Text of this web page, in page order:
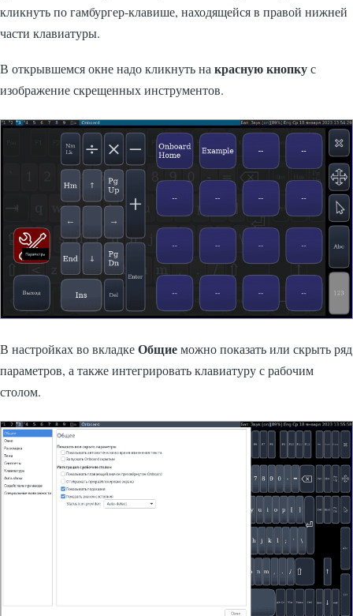
кликнуть по гамбургер-клавише, находящейся в правой нижней
части клавиатуры.
В открывшемся окне надо кликнуть накрасную кнопкус
изображение скрещенных инструментов.
В настройках во вкладкеОбщиеможно показать или скрыть ряд
параметров, а также интегрировать клавиатуру с рабочим
столом.